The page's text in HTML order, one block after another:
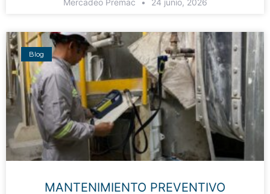
Mercadeo Premac 24 junio, 2026
Blog
MANTENIMIENTO PREVENTIVO